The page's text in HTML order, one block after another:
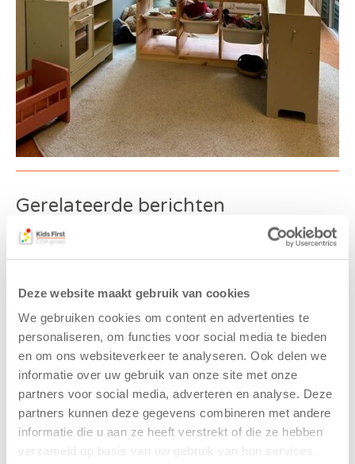
Deze website maakt gebruik van cookies
We gebruiken cookies om content en advertenties te
personaliseren, om functies voor social media te bieden
en om ons websiteverkeer te analyseren. Ook delen we
informatie over uw gebruik van onze site met onze
partners voor social media, adverteren en analyse. Deze
partners kunnen deze gegevens combineren met andere
informatie die u aan ze heeft verstrekt of die ze hebben
verzameld op basis van uw gebruik van hun services.
Gerelateerde berichten
Kinderen BSO
De
Westerburcht
trainen alvast
Kids First
tekent
koopcontract
voor nieuw